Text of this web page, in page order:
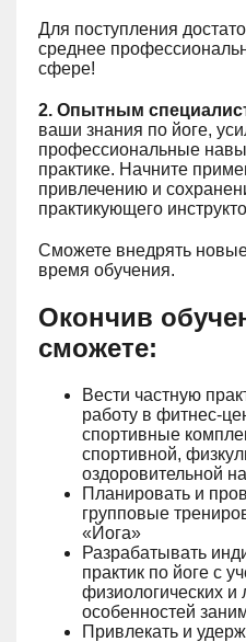
Для поступления
среднее
сфере!
2. Опытным
ваши знания по йоге,
профессиональные
практике. Начните
привлечению и
практикующего
Сможете внедрять
время обучения.
Окончив
сможете:
Вести частную
работу в фитнес-
спортивные
спортивной,
оздоровительной
Планировать и
групповые
«Йога»
Разрабатывать
практик по йоге с
физиологических и
особенностей
Привлекать и